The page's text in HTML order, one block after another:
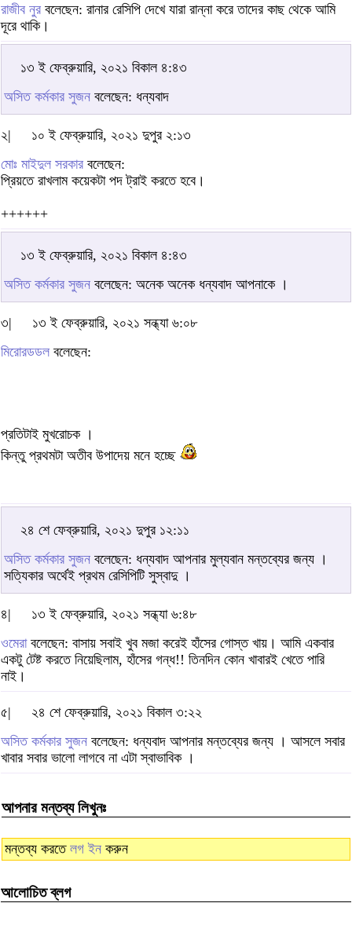
রাজীব নুর বলেছেন: রানার রেসিপি দেখে যারা রান্না করে তাদের কাছ থেকে আমি
দূরে থাকি।
১৩ ই ফেব্রুয়ারি, ২০২১ বিকাল ৪:৪৩
অসিত কর্মকার সুজন বলেছেন: ধন্যবাদ
২|
১০ ই ফেব্রুয়ারি, ২০২১ দুপুর ২:১৩
মোঃ মাইদুল সরকার বলেছেন:
প্রিয়তে রাখলাম কয়েকটা পদ ট্রাই করতে হবে।
++++++
১৩ ই ফেব্রুয়ারি, ২০২১ বিকাল ৪:৪৩
অসিত কর্মকার সুজন বলেছেন: অনেক অনেক ধন্যবাদ আপনাকে ।
৩|
১৩ ই ফেব্রুয়ারি, ২০২১ সন্ধ্যা ৬:০৮
মিরোরডডল বলেছেন:
প্রতিটাই মুখরোচক ।
কিন্তু প্রথমটা অতীব উপাদেয় মনে হচ্ছে
২৪ শে ফেব্রুয়ারি, ২০২১ দুপুর ১২:১১
অসিত কর্মকার সুজন বলেছেন: ধন্যবাদ আপনার মুল্যবান মন্তব্যের জন্য ।
সত্যিকার অর্থেই প্রথম রেসিপিটি সুস্বাদু ।
৪|
১৩ ই ফেব্রুয়ারি, ২০২১ সন্ধ্যা ৬:৪৮
ওমেরাবলেছেন: বাসায় সবাই খুব মজা করেই হাঁসের গোস্ত খায়। আমি একবার
একটু টেষ্ট করতে নিয়েছিলাম, হাঁসের গন্ধ!! তিনদিন কোন খাবারই খেতে পারি
নাই।
৫|
২৪ শে ফেব্রুয়ারি, ২০২১ বিকাল ৩:২২
অসিত কর্মকার সুজন বলেছেন: ধন্যবাদ আপনার মন্তব্যের জন্য । আসলে সবার
খাবার সবার ভালো লাগবে না এটা স্বাভাবিক ।
আপনার মন্তব্য লিখুনঃ
মন্তব্য করতে লগ ইন করুন
আলোচিত ব্লগ